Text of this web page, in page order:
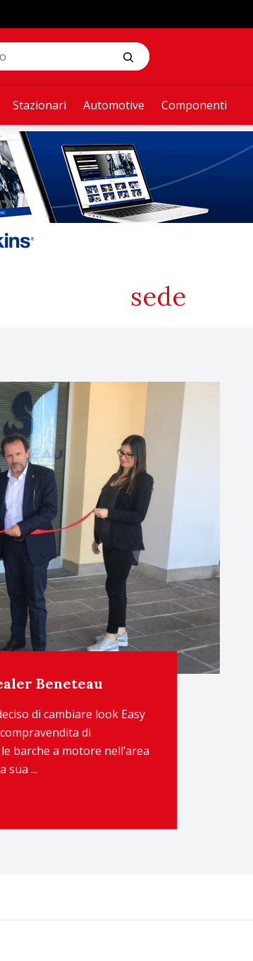
Stazionari Automotive Componenti
sede
Beneteau
di cambiare look Easy
di
barche a motore nell’area
sua ...